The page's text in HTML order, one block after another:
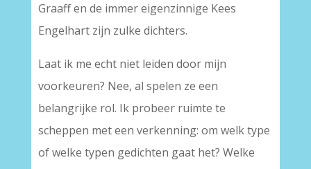
Graaff en de immer eigenzinnige Kees
Engelhart zijn zulke dichters.
Laat ik me echt niet leiden door mijn
voorkeuren? Nee, al spelen ze een
belangrijke rol. Ik probeer ruimte te
scheppen met een verkenning: om welk type
of welke typen gedichten gaat het? Welke